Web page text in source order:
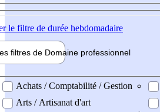
le filtre de durée hebdomadaire
filtres de Domaine professionnel
professionel
Achats / Comptabilité / Gestion
Arts / Artisanat d'art